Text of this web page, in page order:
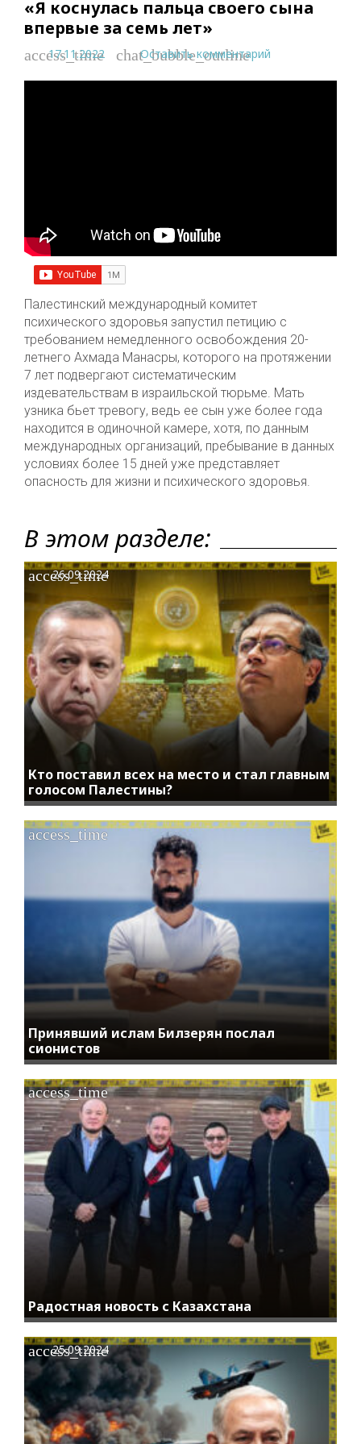
«Я коснулась пальца своего сына
впервые за семь лет»
access_time
17.11.2022 chat_bubble_outline
Оставить комментарий
Палестинский международный комитет
психического здоровья запустил петицию с
требованием немедленного освобождения 20-
летнего Ахмада Манасры, которого на протяжении
7 лет подвергают систематическим
издевательствам в израильской тюрьме. Мать
узника бьет тревогу, ведь ее сын уже более года
находится в одиночной камере, хотя, по данным
международных организаций, пребывание в данных
условиях более 15 дней уже представляет
опасность для жизни и психического здоровья.
В этом разделе:
Кто поставил всех на место и стал главным
голосом Палестины?
access_time
26.09.2024
Принявший ислам Билзерян послал
сионистов
access_time
Радостная новость с Казахстана
access_time
access_time
25.09.2024